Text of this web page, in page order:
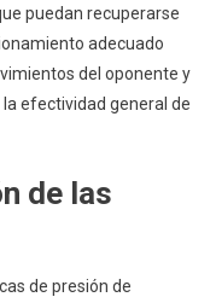
puedan recuperarse
adecuado
del oponente y
efectividad general de
de las
de presión de